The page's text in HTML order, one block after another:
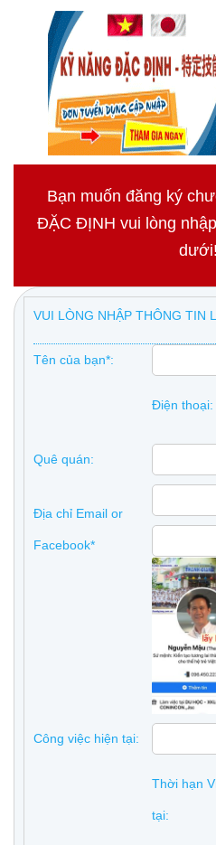
Bạn muốn đăng ký
ĐẶC ĐỊNH vui lòng
VUI LÒNG NHẬP THÔNG TIN
Tên của bạn*:
Điện thoại:
Quê quán:
Địa chỉ Email or
Facebook*
Công việc hiện tại:
Thời hạn
tại: